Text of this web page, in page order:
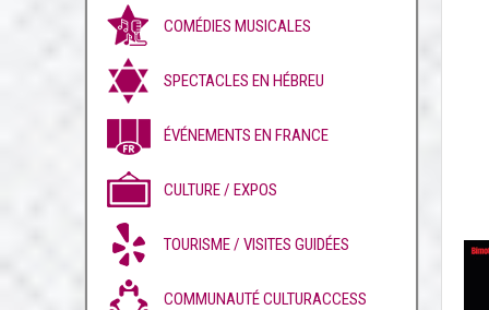
COMÉDIES MUSICALES
SPECTACLES EN HÉBREU
ÉVÉNEMENTS EN FRANCE
CULTURE / EXPOS
TOURISME / VISITES GUIDÉES
COMMUNAUTÉ CULTURACCESS